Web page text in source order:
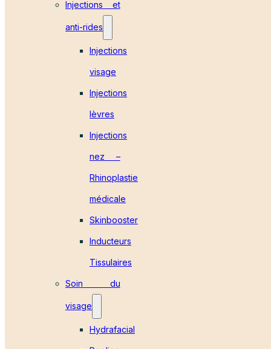
Injections et
anti-rides
Injections
visage
Injections
lèvres
Injections
nez –
Rhinoplastie
médicale
Skinbooster
Inducteurs
Tissulaires
Soin du
visage
Hydrafacial